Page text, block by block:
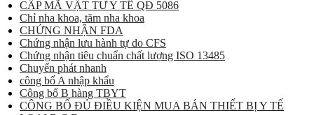
CẤP MÃ VẬT TƯ Y TẾ QĐ 5086
Chỉ nha khoa, tăm nha khoa
CHỨNG NHẬN FDA
Chứng nhận lưu hành tự do CFS
Chứng nhận tiêu chuẩn chất lượng ISO 13485
Chuyển phát nhanh
công bố A nhập khẩu
Công bố B hàng TBYT
CÔNG BỐ ĐỦ ĐIỀU KIỆN MUA BÁN THIẾT BỊ Y TẾ